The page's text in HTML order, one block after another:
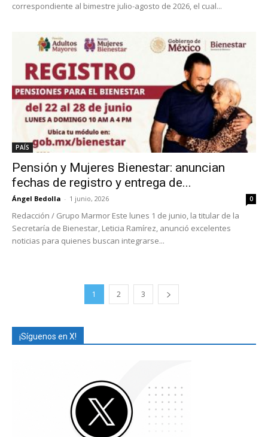
correspondiente al bimestre julio-agosto de 2026, el cual...
PAÍS
Pensión y Mujeres Bienestar: anuncian
fechas de registro y entrega de...
Ángel Bedolla - 1 junio, 2026 0
Redacción / Grupo Marmor Este lunes 1 de junio, la titular de la
Secretaría de Bienestar, Leticia Ramírez, anunció excelentes
noticias para quienes buscan integrarse...
1 2 3
¡Síguenos en X!